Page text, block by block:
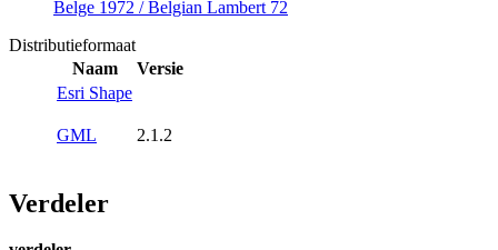
Belge 1972 / Belgian Lambert 72
Distributieformaat
Naam
Versie
Esri Shape
GML 2.1.2
Verdeler